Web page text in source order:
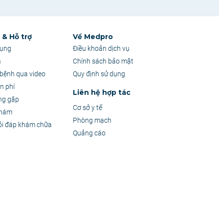
Hỗ trợ
qua video
phí
gặp
đáp khám chữa
Về Medpro
Điều khoản dịch vụ
Chính sách bảo mật
Quy định sử dụng
Liên hệ hợp tác
Cơ sở y tế
Phòng mạch
Quảng cáo